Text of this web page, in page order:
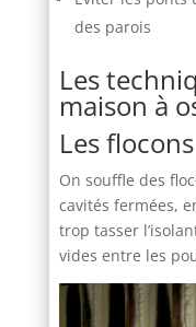
des parois
Les
maison à
Les flocons
On souffle des
cavités fermées,
trop tasser
vides entre les